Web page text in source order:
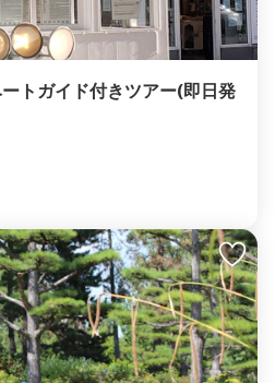
トガイド付きツアー(即日発